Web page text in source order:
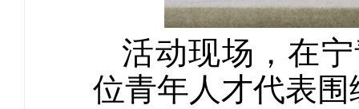
活动现场，在
位青年人才代表